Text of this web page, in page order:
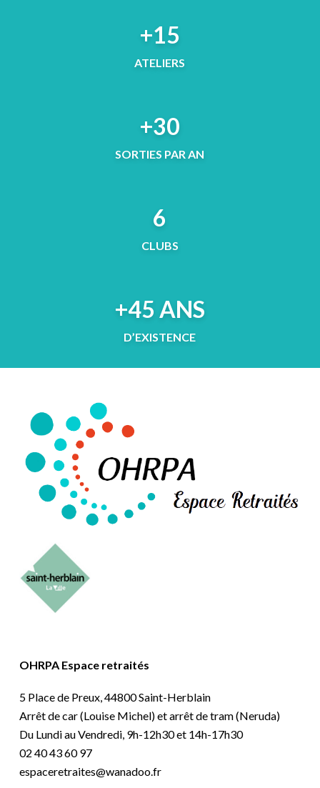
+15
ATELIERS
+30
SORTIES PAR AN
6
CLUBS
+45 ANS
D’EXISTENCE
OHRPA Espace retraités
5 Place de Preux, 44800 Saint-Herblain
Arrêt de car (Louise Michel) et arrêt de tram (Neruda)
Du Lundi au Vendredi, 9h-12h30 et 14h-17h30
02 40 43 60 97
espaceretraites@wanadoo.fr